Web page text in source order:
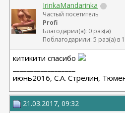
IrinkaMandarinka
Частый посетитель
Profi
Благодарил(а): 0 раз(а)
Поблагодарили: 5 раз(а) в
китикити спасибо
июнь2016, С.А. Стрелин,
21.03.2017, 09:32